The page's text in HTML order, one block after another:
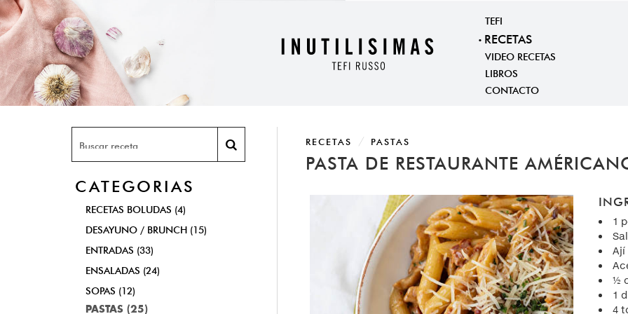
TEFI
RECETAS
VIDEO RECETAS
LIBROS
CONTACTO
CATEGORIAS
RECETAS BOLUDAS (4)
DESAYUNO / BRUNCH (15)
ENTRADAS (33)
ENSALADAS (24)
SOPAS (12)
PASTAS (25)
RECETAS PASTAS
PASTA DE RESTAURANTE
1
Ají
½
1
4